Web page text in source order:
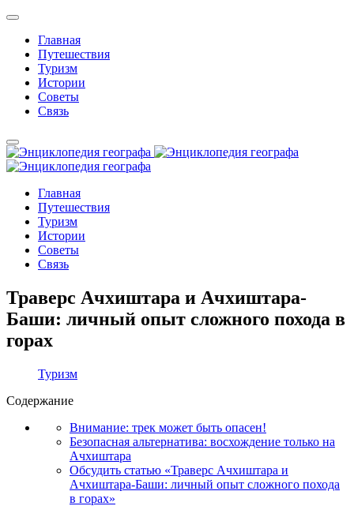
Главная
Путешествия
Туризм
Истории
Советы
Связь
Главная
Путешествия
Туризм
Истории
Советы
Связь
Траверс Ачхиштара и Ачхиштара-
Баши: личный опыт сложного похода в
горах
Туризм
Содержание
Внимание: трек может быть опасен!
Безопасная альтернатива: восхождение только на
Ачхиштара
Обсудить статью «Траверс Ачхиштара и
Ачхиштара-Баши: личный опыт сложного похода
в горах»